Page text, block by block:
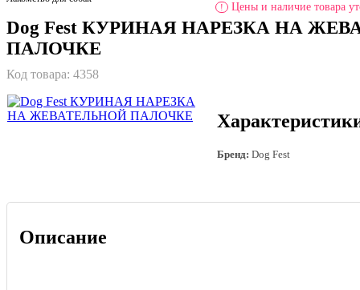
! Цены и наличие товара
Dog Fest КУРИНАЯ НАРЕЗКА НА
ПАЛОЧКЕ
Код товара: 4358
Бренд: Dog Fest
Описание